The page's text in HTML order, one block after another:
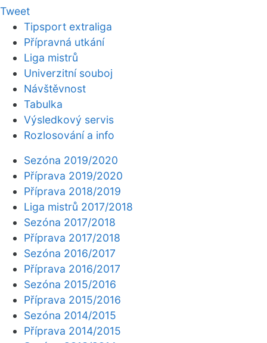
Tweet
Tipsport extraliga
Přípravná utkání
Liga mistrů
Univerzitní souboj
Návštěvnost
Tabulka
Výsledkový servis
Rozlosování a info
Sezóna 2019/2020
Příprava 2019/2020
Příprava 2018/2019
Liga mistrů 2017/2018
Sezóna 2017/2018
Příprava 2017/2018
Sezóna 2016/2017
Příprava 2016/2017
Sezóna 2015/2016
Příprava 2015/2016
Sezóna 2014/2015
Příprava 2014/2015